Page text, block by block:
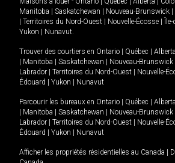
Manitoba | Saskatchewan | Nouveau-Brunswick |
| Territoires du Nord-Ouest | Nouvelle-Écosse |
Yukon | Nunavut
Trouver des courtiers en Ontario | Québec | Alberta
| Manitoba | Saskatchewan | Nouveau-Brunswick
Labrador | Territoires du Nord-Ouest | Nouvelle-
Édouard | Yukon | Nunavut
Parcourir les bureaux en Ontario | Québec | Alberta
| Manitoba | Saskatchewan | Nouveau-Brunswick
Labrador | Territoires du Nord-Ouest | Nouvelle-
Édouard | Yukon | Nunavut
Afficher les propriétés résidentielles au Canada |